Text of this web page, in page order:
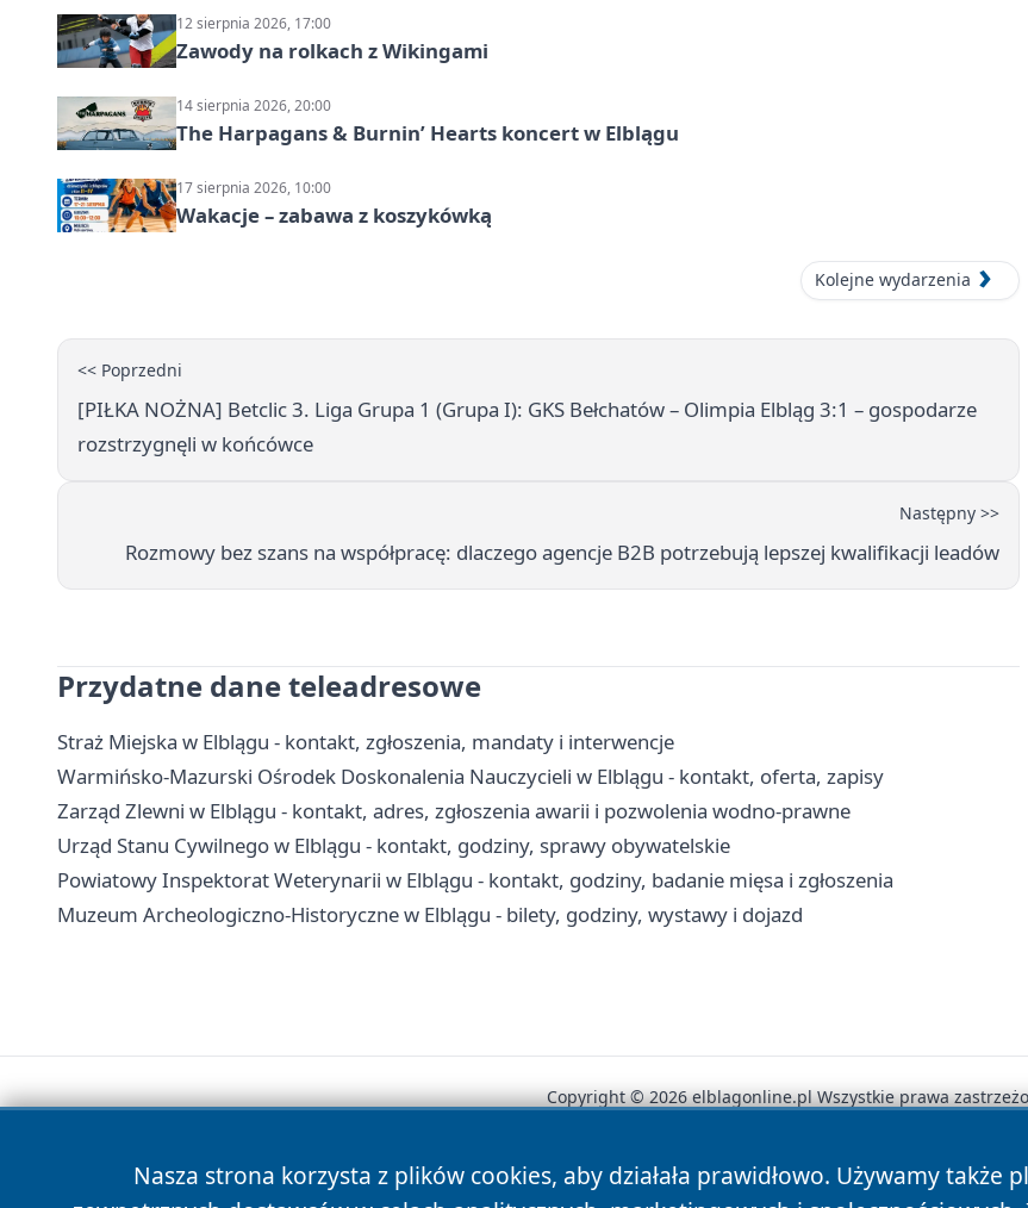
12 sierpnia 2026, 17:00
Zawody na rolkach z Wikingami
14 sierpnia 2026, 20:00
The Harpagans & Burnin’ Hearts koncert w Elblągu
17 sierpnia 2026, 10:00
Wakacje – zabawa z koszykówką
Kolejne wydarzenia
<< Poprzedni
[PIŁKA NOŻNA] Betclic 3. Liga Grupa 1 (Grupa I): GKS Bełchatów – Olimpia Elbląg 3:1 – gospodarze
rozstrzygnęli w końcówce
Następny >>
Rozmowy bez szans na współpracę: dlaczego agencje B2B potrzebują lepszej kwalifikacji leadów
Przydatne dane teleadresowe
Straż Miejska w Elblągu - kontakt, zgłoszenia, mandaty i interwencje
Warmińsko-Mazurski Ośrodek Doskonalenia Nauczycieli w Elblągu - kontakt, oferta, zapisy
Zarząd Zlewni w Elblągu - kontakt, adres, zgłoszenia awarii i pozwolenia wodno-prawne
Urząd Stanu Cywilnego w Elblągu - kontakt, godziny, sprawy obywatelskie
Powiatowy Inspektorat Weterynarii w Elblągu - kontakt, godziny, badanie mięsa i zgłoszenia
Muzeum Archeologiczno-Historyczne w Elblągu - bilety, godziny, wystawy i dojazd
Nasza strona korzysta z plików cookies, aby działała prawidłowo. Używamy
Copyright © 2026 elblagonline.pl Wszystkie prawa
News Autorzy Polityka Prywatności Polityka